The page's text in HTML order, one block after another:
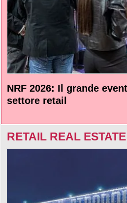
NRF 2026: Il grande
settore retail
RETAIL REAL ESTATE